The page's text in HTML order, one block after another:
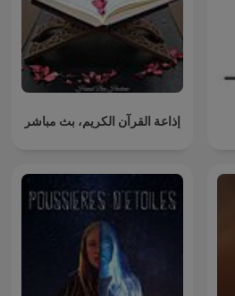
إذاعة القرآن الكريم، بث مباشر